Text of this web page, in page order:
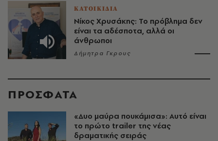
ΚΑΤΟΙΚΙΔΙΑ
Νίκος Χρυσάκης: Το πρόβλημα δεν
είναι τα αδέσποτα, αλλά οι
άνθρωποι
Δήμητρα Γκρους
ΠΡΟΣΦΑΤΑ
«Δυο μαύρα πουκάμισα»: Αυτό είναι
το πρώτο trailer της νέας
δραματικής σειράς